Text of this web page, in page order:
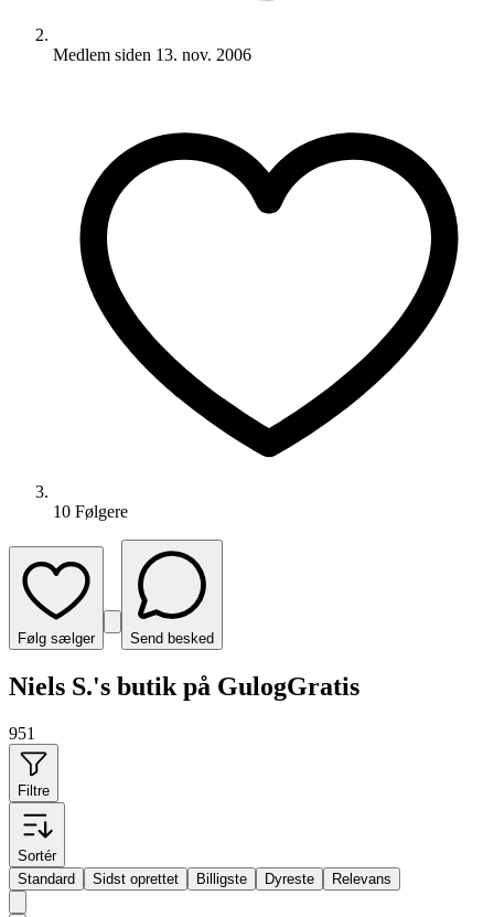
Medlem siden 13. nov. 2006
10 Følgere
Følg sælger Send besked
Niels S.'s butik på GulogGratis
951
Filtre
Sortér
Standard
Sidst oprettet Billigste Dyreste Relevans